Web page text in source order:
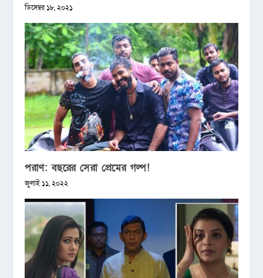
ডিসেম্বর ১৮, ২০২১
পরাণ: বছরের সেরা প্রেমের গল্প!
জুলাই ১১, ২০২২